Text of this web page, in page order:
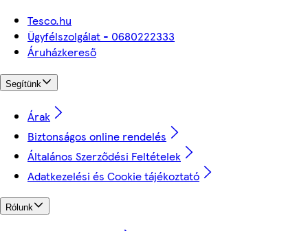
Tesco.hu
Ügyfélszolgálat - 0680222333
Áruházkereső
Segítünk
Árak
Biztonságos online rendelés
Általános Szerződési Feltételek
Adatkezelési és Cookie tájékoztató
Rólunk